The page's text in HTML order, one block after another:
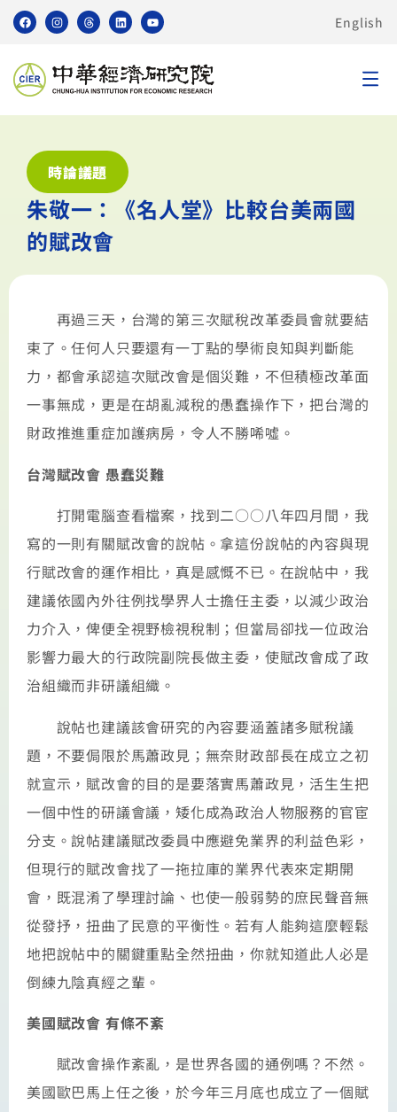
English
時論議題
朱敬一：《名人堂》比較台美兩國
的賦改會
再過三天，台灣的第三次賦稅改革委員會就要結
束了。任何人只要還有一丁點的學術良知與判斷能
力，都會承認這次賦改會是個災難，不但積極改革面
一事無成，更是在胡亂減稅的愚蠢操作下，把台灣的
財政推進重症加護病房，令人不勝唏噓。
台灣賦改會 愚蠢災難
打開電腦查看檔案，找到二○○八年四月間，我
寫的一則有關賦改會的說帖。拿這份說帖的內容與現
行賦改會的運作相比，真是感慨不已。在說帖中，我
建議依國內外往例找學界人士擔任主委，以減少政治
力介入，俾便全視野檢視稅制；但當局卻找一位政治
影響力最大的行政院副院長做主委，使賦改會成了政
治組織而非研議組織。
說帖也建議該會研究的內容要涵蓋諸多賦稅議
題，不要侷限於馬蕭政見；無奈財政部長在成立之初
就宣示，賦改會的目的是要落實馬蕭政見，活生生把
一個中性的研議會議，矮化成為政治人物服務的官宦
分支。說帖建議賦改委員中應避免業界的利益色彩，
但現行的賦改會找了一拖拉庫的業界代表來定期開
會，既混淆了學理討論、也使一般弱勢的庶民聲音無
從發抒，扭曲了民意的平衡性。若有人能夠這麼輕鬆
地把說帖中的關鍵重點全然扭曲，你就知道此人必是
倒練九陰真經之輩。
美國賦改會 有條不紊
賦改會操作紊亂，是世界各國的通例嗎？不然。
美國歐巴馬上任之後，於今年三月底也成立了一個賦